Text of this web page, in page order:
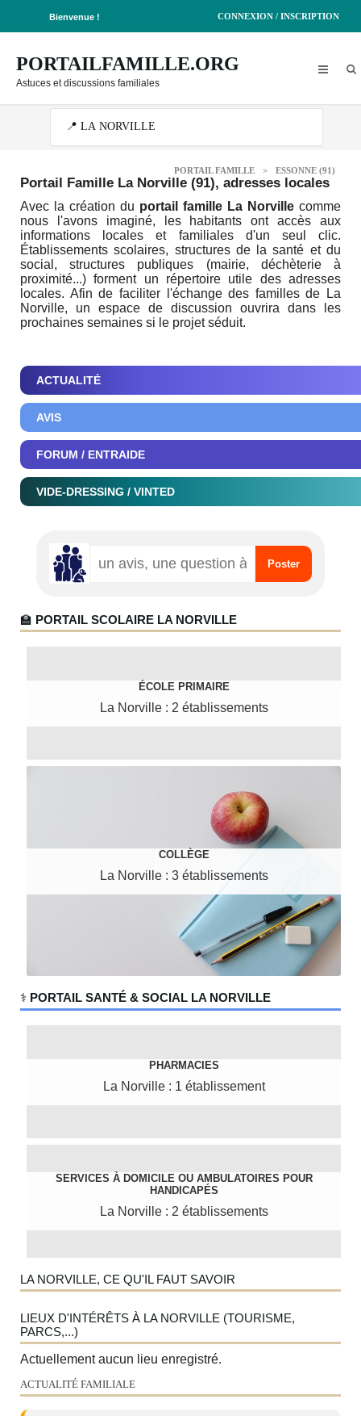
Bienvenue ! CONNEXION / INSCRIPTION
PORTAILFAMILLE.ORG
Astuces et discussions familiales
PORTAIL FAMILLE > ESSONNE (91)
Portail Famille La Norville (91), adresses locales
Avec la création du portail famille La Norville comme
nous l'avons imaginé, les habitants ont accès aux
informations locales et familiales d'un seul clic.
Établissements scolaires, structures de la santé et du
social, structures publiques (mairie, déchèterie à
proximité...) forment un répertoire utile des adresses
locales. Afin de faciliter l'échange des familles de La
Norville, un espace de discussion ouvrira dans les
prochaines semaines si le projet séduit.
ACTUALITÉ
AVIS
FORUM / ENTRAIDE
VIDE-DRESSING / VINTED
🏫 PORTAIL SCOLAIRE LA NORVILLE
ÉCOLE PRIMAIRE
La Norville : 2 établissements
COLLÈGE
La Norville : 3 établissements
‍⚕️ PORTAIL SANTÉ & SOCIAL LA NORVILLE
PHARMACIES
La Norville : 1 établissement
SERVICES À DOMICILE OU AMBULATOIRES POUR
HANDICAPÉS
La Norville : 2 établissements
LA NORVILLE, CE QU'IL FAUT SAVOIR
LIEUX D'INTÉRÊTS À LA NORVILLE (TOURISME,
PARCS,...)
Actuellement aucun lieu enregistré.
ACTUALITÉ FAMILIALE